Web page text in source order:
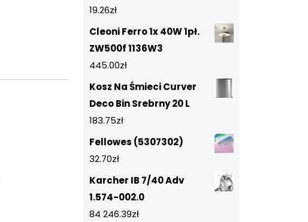
19.26zł
Cleoni Ferro 1x 40W 1pł.
ZW500f 1136W3
445.00zł
Kosz Na Śmieci Curver
Deco Bin Srebrny 20 L
183.75zł
Fellowes (5307302)
32.70zł
Karcher IB 7/40 Adv
1.574-002.0
84 246.39zł